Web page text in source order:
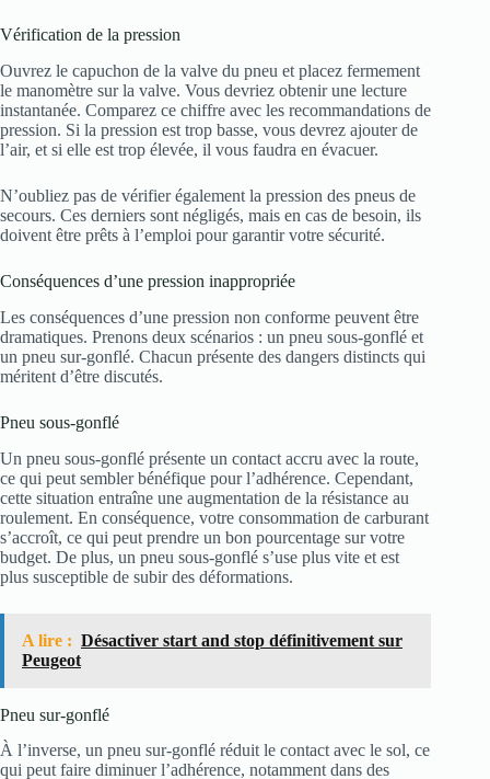
Vérification de la pression
Ouvrez le capuchon de la valve du pneu et placez fermement
le manomètre sur la valve. Vous devriez obtenir une lecture
instantanée. Comparez ce chiffre avec les recommandations de
pression. Si la pression est trop basse, vous devrez ajouter de
l’air, et si elle est trop élevée, il vous faudra en évacuer.
N’oubliez pas de vérifier également la pression des pneus de
secours. Ces derniers sont négligés, mais en cas de besoin, ils
doivent être prêts à l’emploi pour garantir votre sécurité.
Conséquences d’une pression inappropriée
Les conséquences d’une pression non conforme peuvent être
dramatiques. Prenons deux scénarios : un pneu sous-gonflé et
un pneu sur-gonflé. Chacun présente des dangers distincts qui
méritent d’être discutés.
Pneu sous-gonflé
Un pneu sous-gonflé présente un contact accru avec la route,
ce qui peut sembler bénéfique pour l’adhérence. Cependant,
cette situation entraîne une augmentation de la résistance au
roulement. En conséquence, votre consommation de carburant
s’accroît, ce qui peut prendre un bon pourcentage sur votre
budget. De plus, un pneu sous-gonflé s’use plus vite et est
plus susceptible de subir des déformations.
A lire : Désactiver start and stop définitivement sur
Peugeot
Pneu sur-gonflé
À l’inverse, un pneu sur-gonflé réduit le contact avec le sol, ce
qui peut faire diminuer l’adhérence, notamment dans des